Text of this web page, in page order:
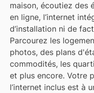
maison, écoutiez des
en ligne, l’internet
d’installation ni de
Parcourez les
photos, des plans
commodités, les
et plus encore. Votre
l’internet inclus est à